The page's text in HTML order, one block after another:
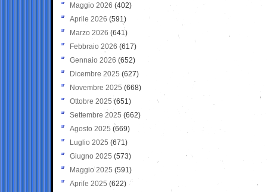
Maggio 2026 (402)
Aprile 2026 (591)
Marzo 2026 (641)
Febbraio 2026 (617)
Gennaio 2026 (652)
Dicembre 2025 (627)
Novembre 2025 (668)
Ottobre 2025 (651)
Settembre 2025 (662)
Agosto 2025 (669)
Luglio 2025 (671)
Giugno 2025 (573)
Maggio 2025 (591)
Aprile 2025 (622)